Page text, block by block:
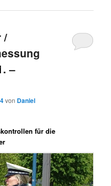
/
–
von Daniel
für die